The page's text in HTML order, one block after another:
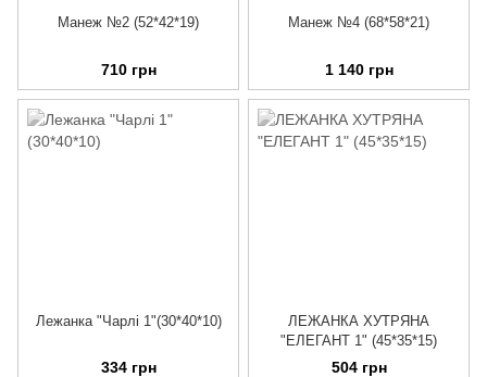
Манеж №2 (52*42*19)
710 грн
Манеж №4 (68*58*21)
1 140 грн
Лежанка "Чарлі 1"(30*40*10)
334 грн
ЛЕЖАНКА ХУТРЯНА
"ЕЛЕГАНТ 1" (45*35*15)
504 грн